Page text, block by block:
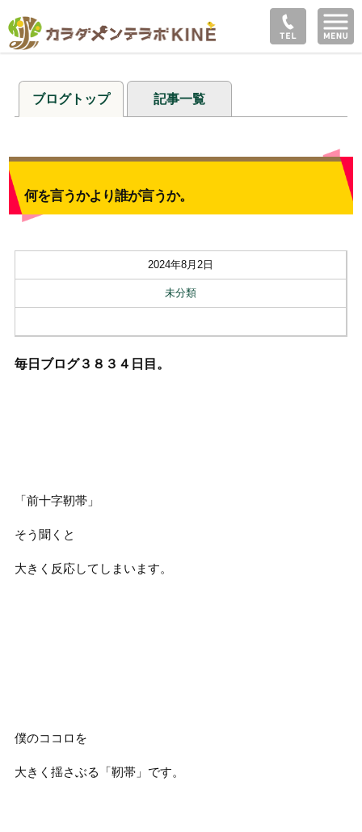
ブログトップ 記事一覧
何を言うかより誰が言うか。
2024年8月2日
未分類
毎日ブログ３８３４ 日目。
「前十字靭帯」
そう聞くと
大きく反応してしまいます。
僕のココロを
大きく揺さぶる「靭帯」です。